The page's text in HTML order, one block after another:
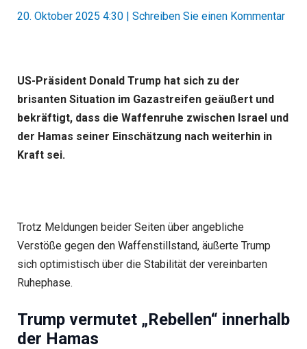
20. Oktober 2025 4:30 Schreiben Sie einen Kommentar
US-Präsident Donald Trump hat sich zu der
brisanten Situation im Gazastreifen geäußert und
bekräftigt, dass die Waffenruhe zwischen Israel und
der Hamas seiner Einschätzung nach weiterhin in
Kraft sei.
Trotz Meldungen beider Seiten über angebliche
Verstöße gegen den Waffenstillstand, äußerte Trump
sich optimistisch über die Stabilität der vereinbarten
Ruhephase.
Trump vermutet „Rebellen“ innerhalb
der Hamas